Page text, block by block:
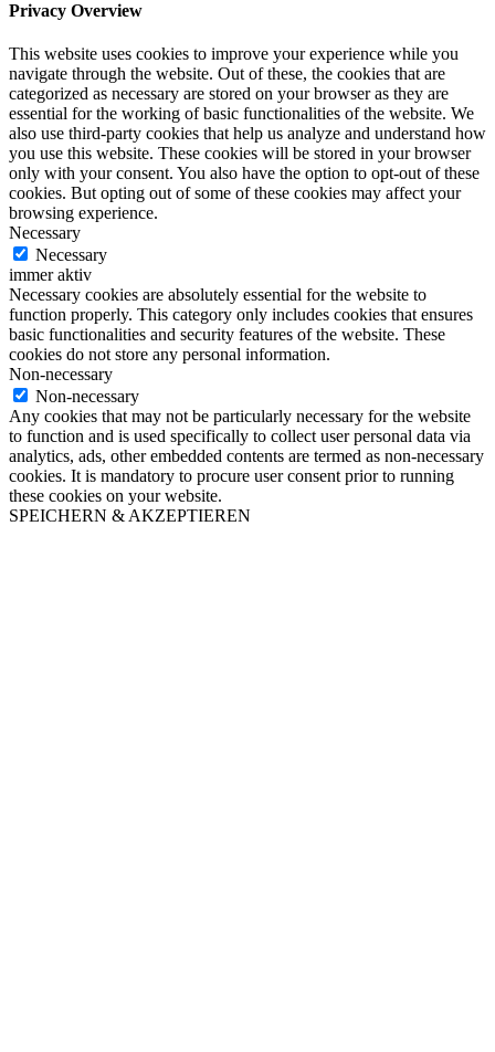
Privacy Overview
This website uses cookies to improve your experience while you
navigate through the website. Out of these, the cookies that are
categorized as necessary are stored on your browser as they are
essential for the working of basic functionalities of the website. We
also use third-party cookies that help us analyze and understand how
you use this website. These cookies will be stored in your browser
only with your consent. You also have the option to opt-out of these
cookies. But opting out of some of these cookies may affect your
browsing experience.
Necessary
Necessary
immer aktiv
Necessary cookies are absolutely essential for the website to
function properly. This category only includes cookies that ensures
basic functionalities and security features of the website. These
cookies do not store any personal information.
Non-necessary
Non-necessary
Any cookies that may not be particularly necessary for the website
to function and is used specifically to collect user personal data via
analytics, ads, other embedded contents are termed as non-necessary
cookies. It is mandatory to procure user consent prior to running
these cookies on your website.
SPEICHERN & AKZEPTIEREN